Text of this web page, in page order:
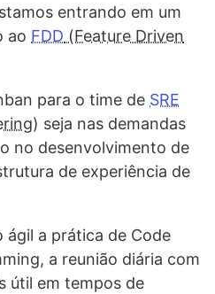
entrando em um
ao FDD (Feature Driven
para o time de SRE
seja nas demandas
no desenvolvimento de
de experiência de
ágil a prática de Code
a reunião diária com
útil em tempos de